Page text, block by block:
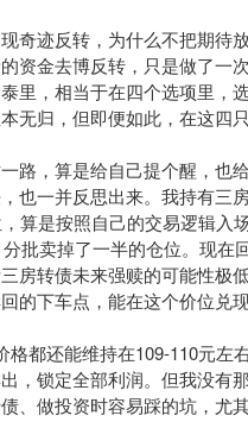
奇迹反转，为什么不把期待
资金去博反转，只是做了一
里，相当于在四个选项里，
无归，但即便如此，在这四
路，算是给自己提个醒，也
也一并反思出来。我持有三
算是按照自己的交易逻辑入场
批卖掉了一半的仓位。现在
转债未来强赎的可能性极
的下车点，能在这个价位兑
都还能维持在109-110元左
，锁定全部利润。但我没有
、做投资时容易踩的坑，尤